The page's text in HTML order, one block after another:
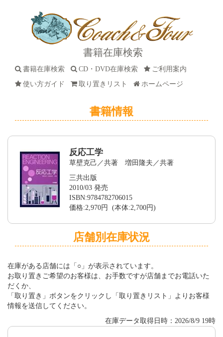
書籍在庫検索
書籍在庫検索 CD・DVD在庫検索
ご利用案内
使い方ガイド
取り置きリスト ホームページ
書籍情報
反応工学
草壁克己／共著 増田隆夫／共著
三共出版
2010/03 発売
ISBN:9784782706015
価格:2,970円 (本体:2,700円)
店舗別在庫状況
在庫がある店舗には「○」が表示されています。
お取り置きご希望のお客様は、お手数ですが店舗までお電話いた
だくか、
「取り置き」ボタンをクリックし「取り置きリスト」よりお客様
情報を送信してください。
在庫データ取得日時：2026/8/9 19時